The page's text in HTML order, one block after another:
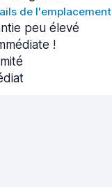
de l'emplacement
peu élevé
!